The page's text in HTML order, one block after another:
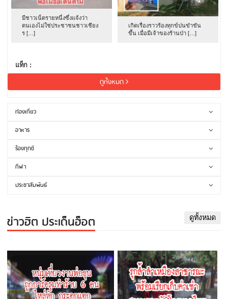
มีชาวเน็ตรายหนึ่งซึ่งแจ้งว่า
ตนเองไม่ใช่ประชาชนชาวเชียง
ร […]
เกิดเรื่องราวร้องทุกข์ปนขำขัน
ขึ้น เมื่อมีเจ้าของร้านป่า […]
แท็ก :
ดูทั้งหมด
ท่องเที่ยว
อาหาร
ร้องทุกข์
กีฬา
ประชาสัมพันธ์
ข่าวฮิต ประเด็นฮ็อต ดูทั้งหมด